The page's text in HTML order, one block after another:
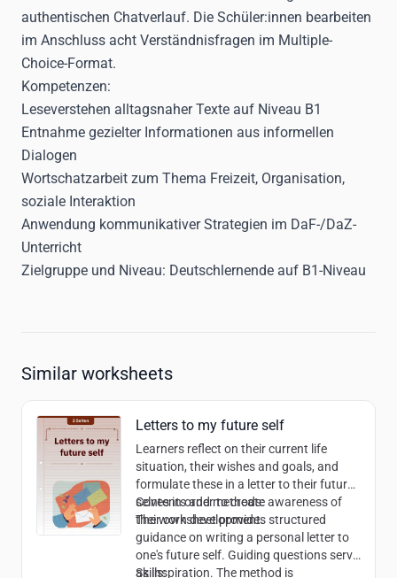
authentischen Chatverlauf. Die Schüler:innen bearbeiten
im Anschluss acht Verständnisfragen im Multiple-
Choice-Format.
Kompetenzen:
Leseverstehen alltagsnaher Texte auf Niveau B1
Entnahme gezielter Informationen aus informellen
Dialogen
Wortschatzarbeit zum Thema Freizeit, Organisation,
soziale Interaktion
Anwendung kommunikativer Strategien im DaF-/DaZ-
Unterricht
Zielgruppe und Niveau: Deutschlernende auf B1-Niveau
Similar worksheets
Letters to my future self
Learners reflect on their current life
situation, their wishes and goals, and
formulate these in a letter to their future
selves in order to create awareness of
their own development.
Contents and methods:
The worksheet provides structured
guidance on writing a personal letter to
one's future self. Guiding questions serve
as inspiration. The method is
Skills: